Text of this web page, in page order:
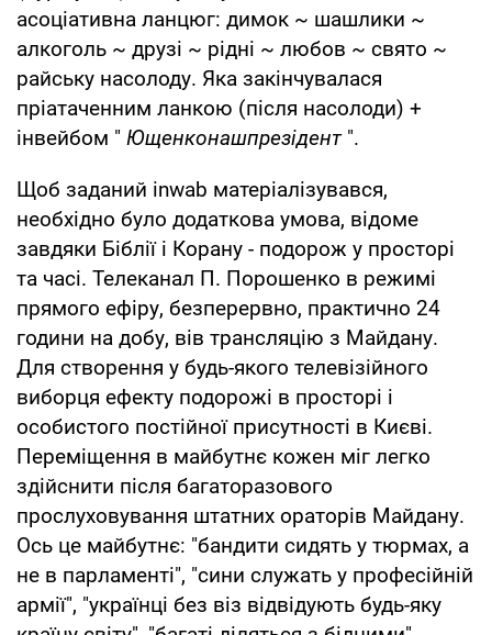
асоціативна ланцюг: димок ~ шашлики ~
алкоголь ~ друзі ~ рідні ~ любов ~ свято ~
райську насолоду. Яка закінчувалася
пріатаченним ланкою (після насолоди) +
інвейбом " Ющенконашпрезідент".
Щоб заданий inwab матеріалізувався,
необхідно було додаткова умова, відоме
завдяки Біблії і Корану - подорож у просторі
та часі. Телеканал П. Порошенко в режимі
прямого ефіру, безперервно, практично 24
години на добу, вів трансляцію з Майдану.
Для створення у будь-якого телевізійного
виборця ефекту подорожі в просторі і
особистого постійної присутності в Києві.
Переміщення в майбутнє кожен міг легко
здійснити після багаторазового
прослуховування штатних ораторів Майдану.
Ось це майбутнє: "бандити сидять у тюрмах, а
не в парламенті", "сини служать у професійній
армії", "українці без віз відвідують будь-яку